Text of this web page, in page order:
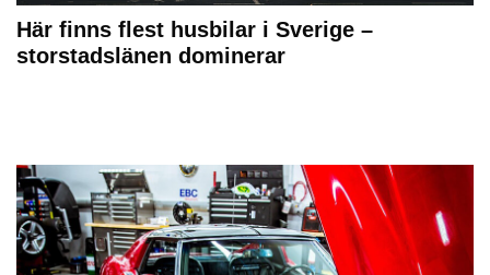
Här finns flest husbilar i Sverige –
storstadslänen dominerar